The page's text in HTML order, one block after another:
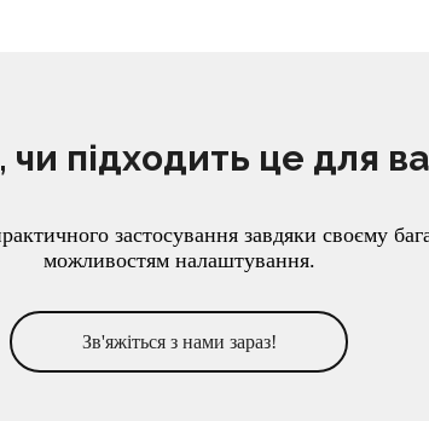
підходить це для
застосування завдяки своєму
можливостям налаштування.
Зв'яжіться з нами зараз!